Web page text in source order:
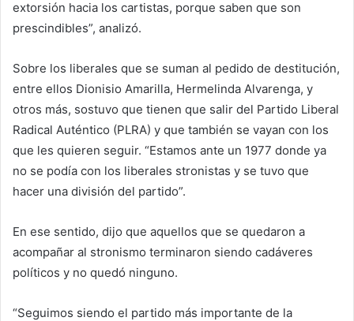
extorsión hacia los cartistas, porque saben que son
prescindibles”, analizó.
Sobre los liberales que se suman al pedido de destitución,
entre ellos Dionisio Amarilla, Hermelinda Alvarenga, y
otros más, sostuvo que tienen que salir del Partido Liberal
Radical Auténtico (PLRA) y que también se vayan con los
que les quieren seguir. “Estamos ante un 1977 donde ya
no se podía con los liberales stronistas y se tuvo que
hacer una división del partido”.
En ese sentido, dijo que aquellos que se quedaron a
acompañar al stronismo terminaron siendo cadáveres
políticos y no quedó ninguno.
“Seguimos siendo el partido más importante de la